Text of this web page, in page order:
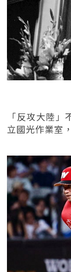
「反攻大陸
立國光作業室